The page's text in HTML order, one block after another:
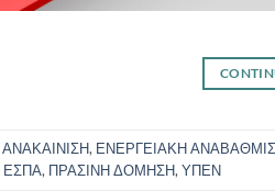
ΑΝΑΚΑΙΝΙΣΗ, ΕΝΕΡΓΕΙΑΚΗ
ΕΣΠΑ, ΠΡΑΣΙΝΗ ΔΟΜΗΣΗ, ΥΠΕΝ